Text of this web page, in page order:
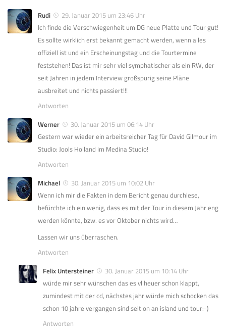
Rudi
29. Januar 2015 um 23:46 Uhr
Ich finde die Verschwiegenheit um DG neue Platte und Tour gut!
Es sollte wirklich erst bekannt gemacht werden, wenn alles
offiziell ist und ein Erscheinungstag und die Tourtermine
feststehen! Das ist mir sehr viel symphatischer als ein RW, der
seit Jahren in jedem Interview großspurig seine Pläne
ausbreitet und nichts passiert!!!
Antworten
Werner
30. Januar 2015 um 06:14 Uhr
Gestern war wieder ein arbeitsreicher Tag für David Gilmour im
Studio: Jools Holland im Medina Studio!
Antworten
Michael
30. Januar 2015 um 10:02 Uhr
Wenn ich mir die Fakten in dem Bericht genau durchlese,
befürchte ich ein wenig, dass es mit der Tour in diesem Jahr eng
werden könnte, bzw. es vor Oktober nichts wird…
Lassen wir uns überraschen.
Antworten
Felix Untersteiner
30. Januar 2015 um 10:14 Uhr
würde mir sehr wünschen das es vl heuer schon klappt,
zumindest mit der cd, nächstes jahr würde mich schocken das
schon 10 jahre vergangen sind seit on an island und tour:-)
Antworten